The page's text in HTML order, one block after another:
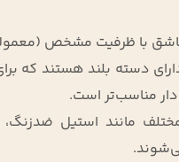
ظرفیت مشخص (معمولاً 10 تا 15
دسته بلند هستند که
مناسب‌تر است.
مانند استیل ضدزنگ،